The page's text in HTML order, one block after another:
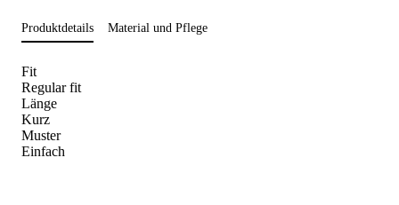
Produktdetails Material und Pflege
Fit
Regular fit
Länge
Kurz
Muster
Einfach